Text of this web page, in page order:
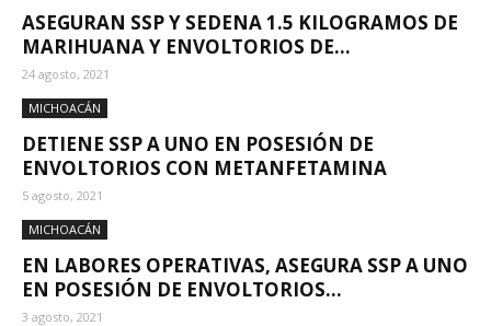
ASEGURAN SSP Y SEDENA 1.5 KILOGRAMOS DE
MARIHUANA Y ENVOLTORIOS DE...
24 agosto, 2021
MICHOACÁN
DETIENE SSP A UNO EN POSESIÓN DE
ENVOLTORIOS CON METANFETAMINA
5 agosto, 2021
MICHOACÁN
EN LABORES OPERATIVAS, ASEGURA SSP A UNO
EN POSESIÓN DE ENVOLTORIOS...
3 agosto, 2021